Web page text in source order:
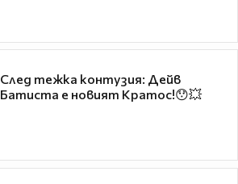
След тежка контузия: Дейв
Батиста е новият Кратос!😯💥